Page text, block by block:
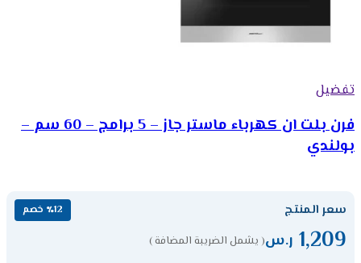
تفضيل
فرن بلت ان كهرباء ماستر جاز – 5 برامج – 60 سم –
بولندي
سعر المنتج ٪12 خصم
1,209 ر.س( يشمل الضريبة المضافة )